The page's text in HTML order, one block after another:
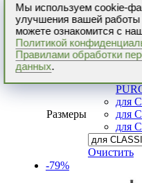
Цвет
Размеры
для
для
для
Очистить
-79%
Мы используем cookie-
улучшения вашей
можете ознакомится с
Политикой
Правилами обработки
данных.